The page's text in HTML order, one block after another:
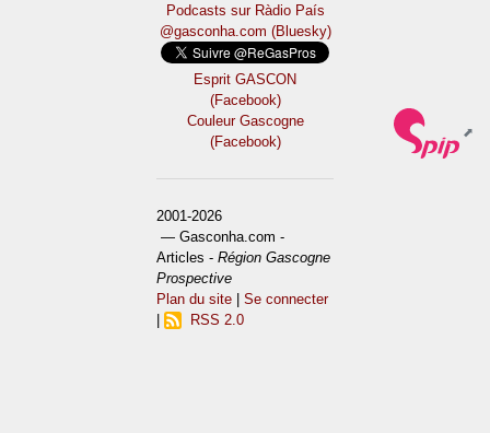
Podcasts sur Ràdio País
@gasconha.com (Bluesky)
Esprit GASCON
(Facebook)
Couleur Gascogne
(Facebook)
2001-2026
— Gasconha.com -
Articles -Région Gascogne
Prospective
Plan du site |Se connecter
RSS 2.0